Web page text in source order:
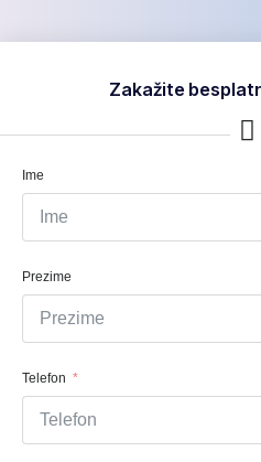
Zakažite
Ime
Prezime
Telefon